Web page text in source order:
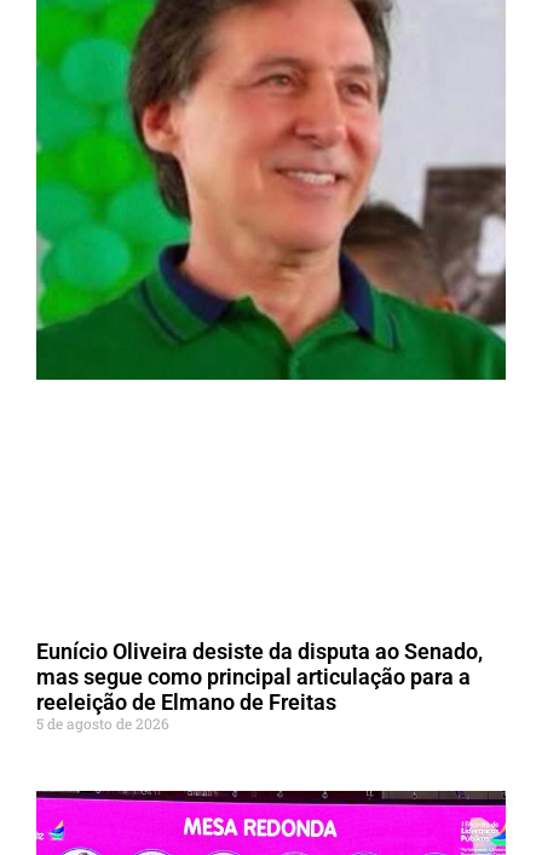
Eunício Oliveira desiste da disputa ao Senado,
mas segue como principal articulação para a
reeleição de Elmano de Freitas
5 de agosto de 2026